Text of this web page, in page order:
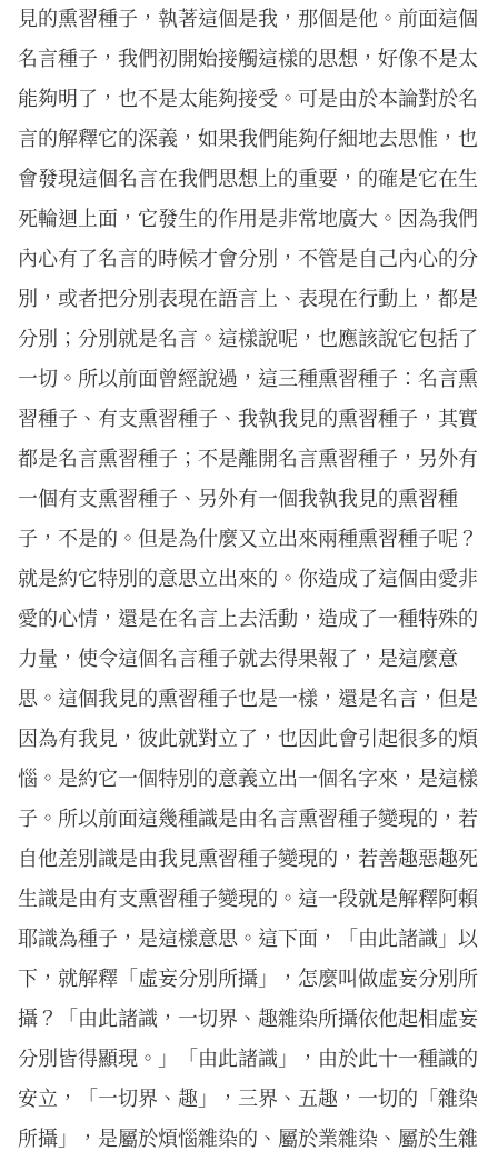
見的熏習種子，執著這個是我，那個是他。前面這個
名言種子，我們初開始接觸這樣的思想，好像不是太
能夠明了，也不是太能夠接受。可是由於本論對於名
言的解釋它的深義，如果我們能夠仔細地去思惟，也
會發現這個名言在我們思想上的重要，的確是它在生
死輪迴上面，它發生的作用是非常地廣大。因為我們
內心有了名言的時候才會分別，不管是自己內心的分
別，或者把分別表現在語言上、表現在行動上，都是
分別；分別就是名言。這樣說呢，也應該說它包括了
一切。所以前面曾經說過，這三種熏習種子：名言熏
習種子、有支熏習種子、我執我見的熏習種子，其實
都是名言熏習種子；不是離開名言熏習種子，另外有
一個有支熏習種子、另外有一個我執我見的熏習種
子，不是的。但是為什麼又立出來兩種熏習種子呢？
就是約它特別的意思立出來的。你造成了這個由愛非
愛的心情，還是在名言上去活動，造成了一種特殊的
力量，使令這個名言種子就去得果報了，是這麼意
思。這個我見的熏習種子也是一樣，還是名言，但是
因為有我見，彼此就對立了，也因此會引起很多的煩
惱。是約它一個特別的意義立出一個名字來，是這樣
子。所以前面這幾種識是由名言熏習種子變現的，若
自他差別識是由我見熏習種子變現的，若善趣惡趣死
生識是由有支熏習種子變現的。這一段就是解釋阿賴
耶識為種子，是這樣意思。這下面，「由此諸識」以
下，就解釋「虛妄分別所攝」，怎麼叫做虛妄分別所
攝？「由此諸識，一切界、趣雜染所攝依他起相虛妄
分別皆得顯現。」「由此諸識」，由於此十一種識的
安立，「一切界、趣」，三界、五趣，一切的「雜染
所攝」，是屬於煩惱雜染的、屬於業雜染、屬於生雜